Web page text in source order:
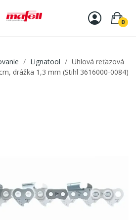
0
Lignatool
Uhlová reťazová
drážka 1,3 mm (Stihl 3616000-0084)